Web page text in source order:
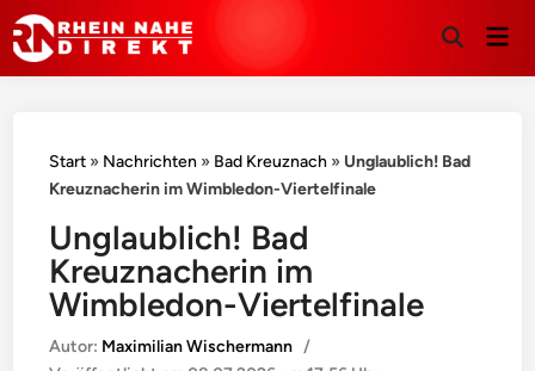
Suche
Start » Nachrichten » Bad Kreuznach » Unglaublich! Bad
Kreuznacherin im Wimbledon-Viertelfinale
Unglaublich! Bad
Kreuznacherin im
Wimbledon-Viertelfinale
Autor: Maximilian Wischermann /